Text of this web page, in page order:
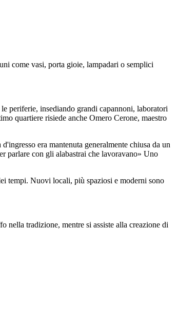
come vasi, porta gioie, lampadari o semplici
periferie, insediando grandi capannoni, laboratori
quartiere risiede anche Omero Cerone, maestro
era mantenuta generalmente chiusa da un
parlare con gli alabastrai che lavoravano» Uno
tempi. Nuovi locali, più spaziosi e moderni sono
nella tradizione, mentre si assiste alla creazione di